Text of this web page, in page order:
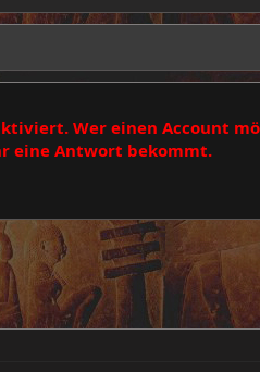
Wer einen Account
eine Antwort bekommt.